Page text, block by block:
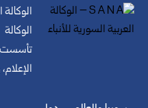
الوكالة